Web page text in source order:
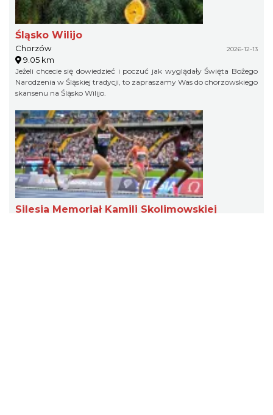
Śląsko Wilijo
Chorzów 2026-12-13
9.05 km
Jeżeli chcecie się dowiedzieć i poczuć jak wyglądały Święta Bożego
Narodzenia w Śląskiej tradycji, to zapraszamy Was do chorzowskiego
skansenu na Śląsko Wilijo.
Silesia Memoriał Kamili Skolimowskiej